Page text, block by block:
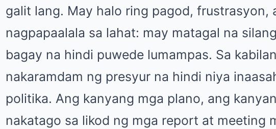
galit lang. May halo ring pagod, frustrasyon,
nagpapaalala sa lahat: may matagal na
bagay na hindi puwede lumampas. Sa
nakaramdam ng presyur na hindi niya
politika. Ang kanyang mga plano, ang
nakatago sa likod ng mga report at meeting